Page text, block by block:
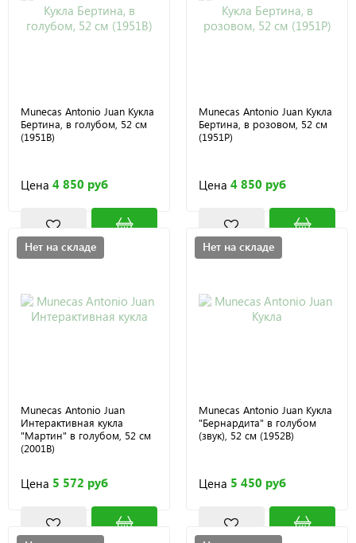
Munecas Antonio Juan Кукла
Бертина, в голубом, 52 см
(1951B)
Цена 4 850 руб
Munecas Antonio Juan Кукла
Бертина, в розовом, 52 см
(1951P)
Цена 4 850 руб
Нет на складе
Munecas Antonio Juan
Интерактивная кукла
"Мартин" в голубом, 52 см
(2001B)
Цена 5 572 руб
Нет на складе
Munecas Antonio Juan Кукла
"Бернардита" в голубом
(звук), 52 см (1952B)
Цена 5 450 руб